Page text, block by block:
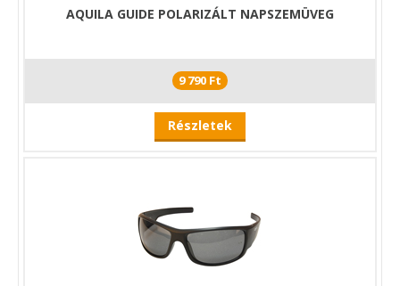
AQUILA GUIDE POLARIZÁLT NAPSZEMÜVEG
9 790 Ft
Részletek